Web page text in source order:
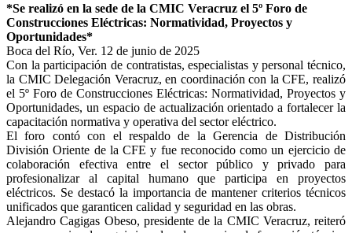
*Se realizó en la sede de la CMIC Veracruz el 5º Foro de
Construcciones Eléctricas: Normatividad, Proyectos y
Oportunidades*
Boca del Río, Ver. 12 de junio de 2025
Con la participación de contratistas, especialistas y personal técnico,
la CMIC Delegación Veracruz, en coordinación con la CFE, realizó
el 5º Foro de Construcciones Eléctricas: Normatividad, Proyectos y
Oportunidades, un espacio de actualización orientado a fortalecer la
capacitación normativa y operativa del sector eléctrico.
El foro contó con el respaldo de la Gerencia de Distribución
División Oriente de la CFE y fue reconocido como un ejercicio de
colaboración efectiva entre el sector público y privado para
profesionalizar al capital humano que participa en proyectos
eléctricos. Se destacó la importancia de mantener criterios técnicos
unificados que garanticen calidad y seguridad en las obras.
Alejandro Cagigas Obeso, presidente de la CMIC Veracruz, reiteró